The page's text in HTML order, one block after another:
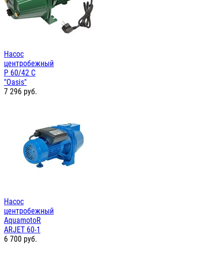
Насос
центробежный
P 60/42 C
"Oasis"
7 296 руб.
Насос
центробежный
AquamotoR
ARJET 60-1
6 700 руб.